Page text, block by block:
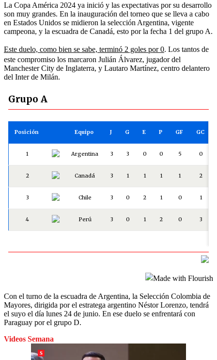
La Copa América 2024 ya inició y las expectativas por su desarrollo
son muy grandes. En la inauguración del torneo que se lleva a cabo
en Estados Unidos se midieron la selección Argentina, vigente
campeona, y la escuadra de Canadá, esto por la fecha 1 del grupo A.
Este duelo, como bien se sabe, terminó 2 goles por 0. Los tantos de
este compromiso los marcaron Julián Álvarez, jugador del
Manchester City de Inglaterra, y Lautaro Martínez, centro delantero
del Inter de Milán.
Con el turno de la escuadra de Argentina, la Selección Colombia de
Mayores, dirigida por el estratega argentino Néstor Lorenzo, tendrá
el suyo el día lunes 24 de junio. En ese duelo se enfrentará con
Paraguay por el grupo D.
Videos Semana